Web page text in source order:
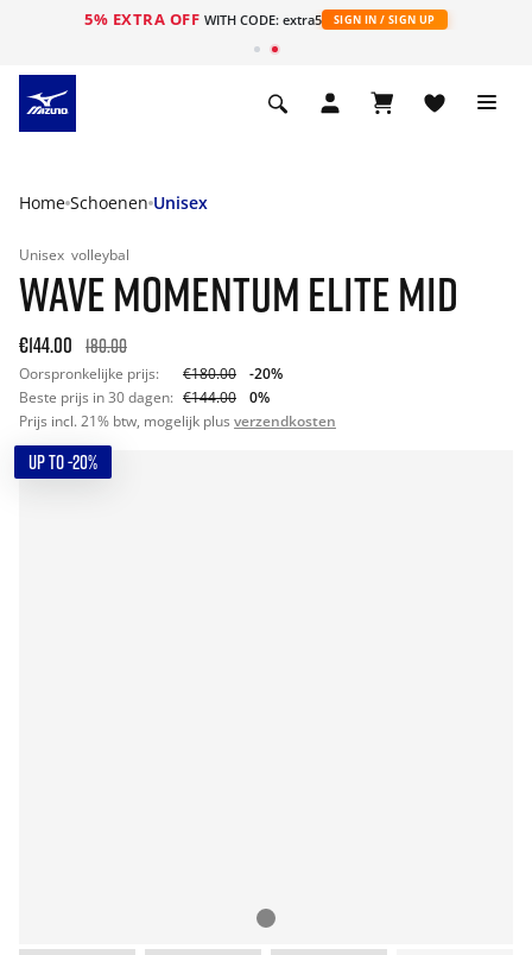
5% EXTRA OFF WITH CODE: extra5 SIGN IN / SIGN UP
Home Schoenen Unisex
Unisex volleybal
WAVE MOMENTUM ELITE MID
€144.00 180.00
Oorspronkelijke prijs: €180.00
-20%
Beste prijs in 30 dagen: €144.00
0%
Prijs incl. 21% btw, mogelijk plus verzendkosten
UP TO -20%